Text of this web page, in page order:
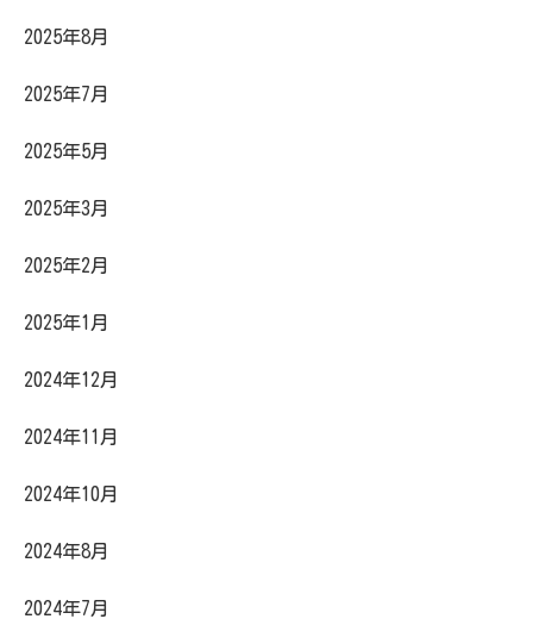
2025年8月
2025年7月
2025年5月
2025年3月
2025年2月
2025年1月
2024年12月
2024年11月
2024年10月
2024年8月
2024年7月